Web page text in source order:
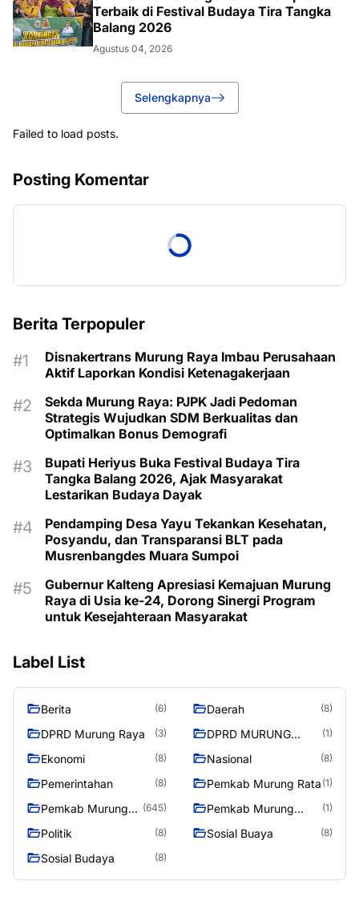
Terbaik di Festival Budaya Tira Tangka
Balang 2026
Agustus 04, 2026
Selengkapnya
Failed to load posts.
Posting Komentar
Berita Terpopuler
Disnakertrans Murung Raya Imbau Perusahaan
Aktif Laporkan Kondisi Ketenagakerjaan
Sekda Murung Raya: PJPK Jadi Pedoman
Strategis Wujudkan SDM Berkualitas dan
Optimalkan Bonus Demografi
Bupati Heriyus Buka Festival Budaya Tira
Tangka Balang 2026, Ajak Masyarakat
Lestarikan Budaya Dayak
Pendamping Desa Yayu Tekankan Kesehatan,
Posyandu, dan Transparansi BLT pada
Musrenbangdes Muara Sumpoi
Gubernur Kalteng Apresiasi Kemajuan Murung
Raya di Usia ke-24, Dorong Sinergi Program
untuk Kesejahteraan Masyarakat
Label List
Berita (6) Daerah (8)
DPRD Murung Raya (3)
DPRD MURUNG
(1)
Ekonomi (8) Nasional (8)
Pemerintahan (8) Pemkab Murung Rata (1)
Pemkab Murung
(645)
Pemkab Murung
(1)
Politik (8) Sosial Buaya (8)
Sosial Budaya (8)